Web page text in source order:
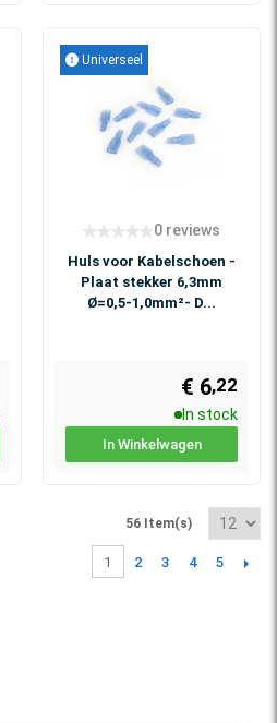
Universeel
0 reviews
Huls voor Kabelschoen -
Plaat stekker 6,3mm
Ø=0,5-1,0mm²- D...
€ 6,22
In stock
In Winkelwagen
56 Item(s)
1 2 3 4 5